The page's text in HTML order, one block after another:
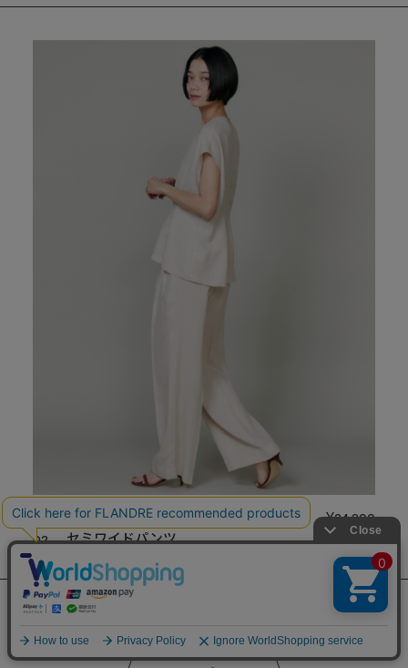
01 タックブラウス
¥24,200
02
セミワイドパンツ ¥29,700